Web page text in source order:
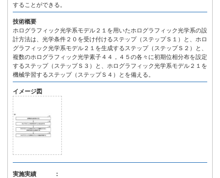
することができる。
技術概要
ホログラフィック光学系モデル２１を用いたホログラフィック光学系の設
計方法は、光学条件２０を受け付けるステップ（ステップＳ１）と、ホロ
グラフィック光学系モデル２１を生成するステップ（ステップＳ２）と、
複数のホログラフィック光学素子４４，４５の各々に初期位相分布を設定
するステップ（ステップＳ３）と、ホログラフィック光学系モデル２１を
機械学習するステップ（ステップＳ４）とを備える。
イメージ図
実施実績 ：